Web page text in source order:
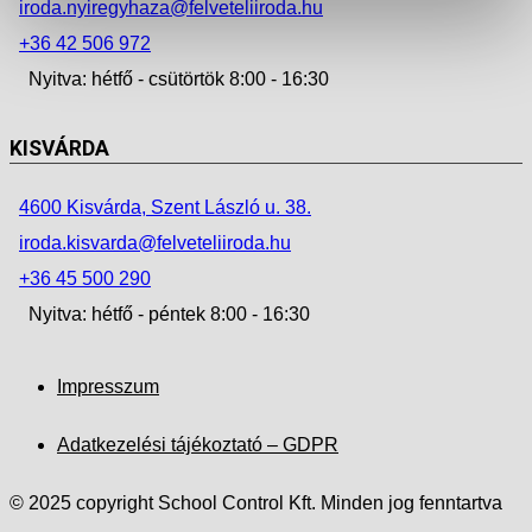
iroda.nyiregyhaza@felveteliiroda.hu
+36 42 506 972
Nyitva: hétfő - csütörtök 8:00 - 16:30
KISVÁRDA
4600 Kisvárda, Szent László u. 38.
iroda.kisvarda@felveteliiroda.hu
+36 45 500 290
Nyitva: hétfő - péntek 8:00 - 16:30
Impresszum
Adatkezelési tájékoztató – GDPR
© 2025 copyright School Control Kft. Minden jog fenntartva